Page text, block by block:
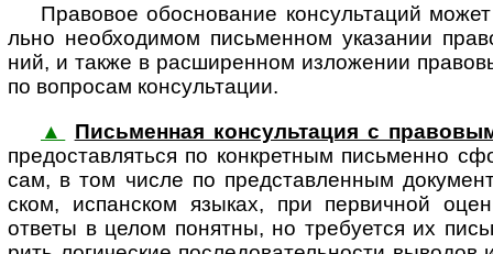
Правовое обоснование консультаций
льно необ­хо­ди­мом пись­мен­ном ука­за­нии
ний, и также в рас­ши­рен­ном изло­же­нии
по воп­ро­сам кон­суль­тации.
▲
Письменная консультация с
пре­до­став­ля­ться по кон­к­рет­ным пись­менно
сам, в том числе по пред­став­лен­ным
ском, испан­ском язы­ках, при пер­вич­ной
ответы в целом поня­тны, но тре­буе­тся их